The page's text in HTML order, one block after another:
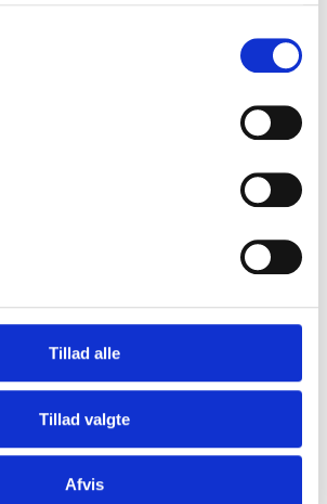
Tillad alle
Tillad valgte
Afvis
du bedre hørelse
så nemt som muligt for dig. Ingen
ingen transport.